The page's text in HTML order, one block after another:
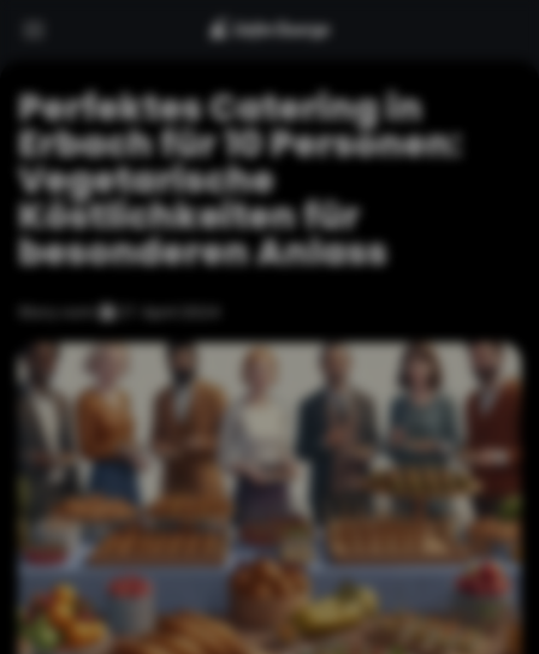
Perfektes Catering in
Erbach für 10 Personen:
Vegetarische
Köstlichkeiten für
besonderen Anlass
Story vom 27. April 2024